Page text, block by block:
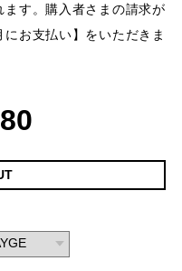
す。購入者さまの請求が
お支払い】をいただきま